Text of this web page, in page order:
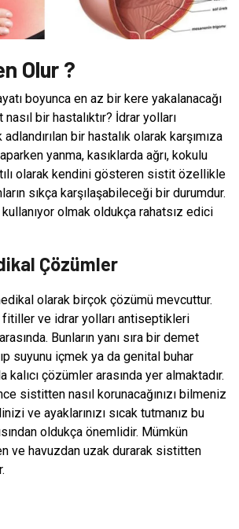
Olur ?
boyunca en az bir kere yakalanacağı
bir hastalıktır? İdrar yolları
bir hastalık olarak karşımıza
yanma, kasıklarda ağrı, kokulu
olarak kendini gösteren sistit özellikle
sıkça karşılaşabileceği bir durumdur.
olmak oldukça rahatsız edici
Çözümler
olarak birçok çözümü mevcuttur.
ve idrar yolları antiseptikleri
Bunların yanı sıra bir demet
suyunu içmek ya da genital buhar
kalıcı çözümler arasında yer almaktadır.
sistitten nasıl korunacağınızı bilmeniz
ve ayaklarınızı sıcak tutmanız bu
oldukça önemlidir. Mümkün
ve havuzdan uzak durarak sistitten